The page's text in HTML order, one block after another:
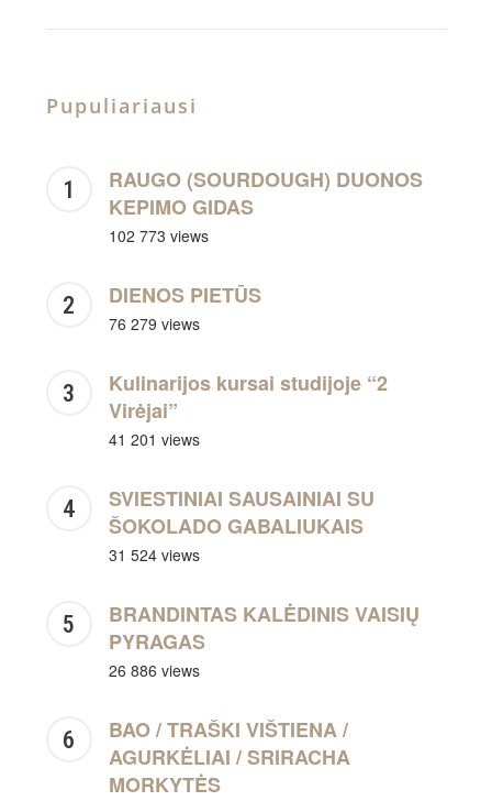
Pupuliariausi
RAUGO (SOURDOUGH) DUONOS
KEPIMO GIDAS
102 773 views
DIENOS PIETŪS
76 279 views
Kulinarijos kursai studijoje “2
Virėjai”
41 201 views
SVIESTINIAI SAUSAINIAI SU
ŠOKOLADO GABALIUKAIS
31 524 views
BRANDINTAS KALĖDINIS VAISIŲ
PYRAGAS
26 886 views
BAO / TRAŠKI VIŠTIENA /
AGURKĖLIAI / SRIRACHA
MORKYTĖS